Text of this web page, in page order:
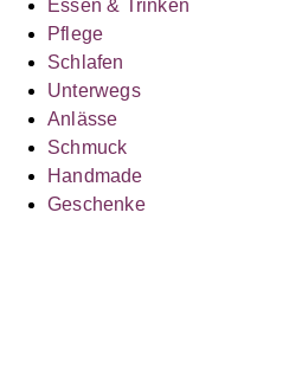
Essen & Trinken
Pflege
Schlafen
Unterwegs
Anlässe
Schmuck
Handmade
Geschenke